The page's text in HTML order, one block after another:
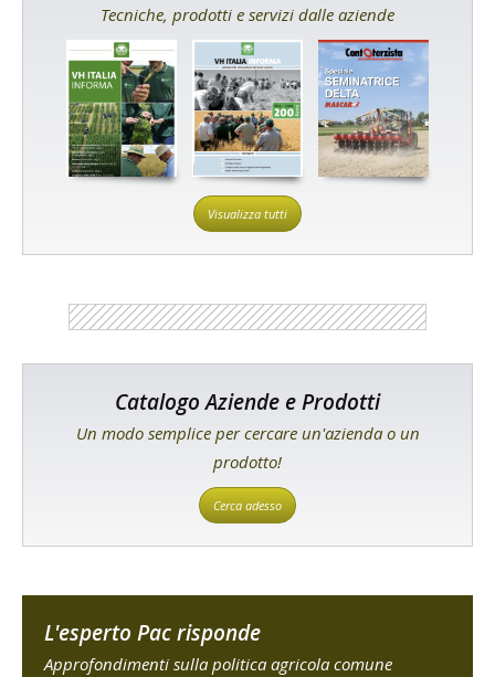
Tecniche, prodotti e servizi dalle aziende
Visualizza tutti
Catalogo Aziende e Prodotti
Un modo semplice per cercare un'azienda o un
prodotto!
Cerca adesso
L'esperto Pac risponde
Approfondimenti sulla politica agricola comune